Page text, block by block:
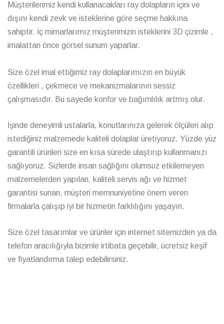
Müşterilerimiz kendi kullanacakları ray dolapların içini ve
dışını kendi zevk ve isteklerine göre seçme hakkına
sahiptir. İç mimarlarımız müşterimizin isteklerini 3D çizimle ,
imalattan önce görsel sunum yaparlar.
Size özel imal ettiğimiz ray dolaplarımızın en büyük
özellikleri , çekmece ve mekanizmalarının sessiz
çalışmasıdır. Bu sayede konfor ve bağımlılık artmış olur.
İşinde deneyimli ustalarla, konutlarınıza gelerek ölçüleri alıp
istediğiniz malzemede kaliteli dolaplar üretiyoruz. Yüzde yüz
garantili ürünleri size en kısa sürede ulaştırıp kullanmanızı
sağlıyoruz. Sizlerde insan sağlığını olumsuz etkilemeyen
malzemelerden yapılan, kaliteli servis ağı ve hizmet
garantisi sunan, müşteri memnuniyetine önem veren
firmalarla çalışıp iyi bir hizmetin farklılığını yaşayın.
Size özel tasarımlar ve ürünler için internet sitemizden ya da
telefon aracılığıyla bizimle irtibata geçebilir, ücretsiz keşif
ve fiyatlandırma talep edebilirsiniz.